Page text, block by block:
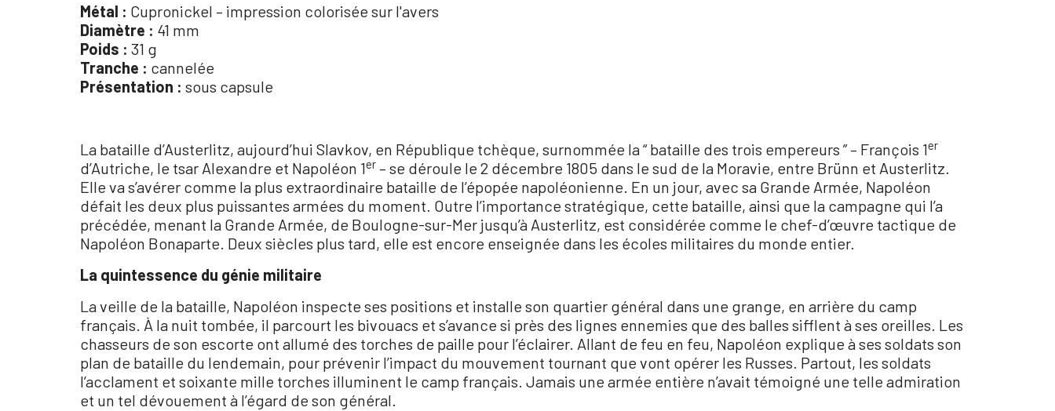
Métal : Cupronickel – impression colorisée sur l'avers
Diamètre : 41 mm
Poids : 31 g
Tranche : cannelée
Présentation : sous capsule
La bataille d’Austerlitz, aujourd’hui Slavkov, en République tchèque, surnommée la “ bataille des trois empereurs ” – François 1er
d’Autriche, le tsar Alexandre et Napoléon 1er – se déroule le 2 décembre 1805 dans le sud de la Moravie, entre Brünn et Austerlitz.
Elle va s’avérer comme la plus extraordinaire bataille de l’épopée napoléonienne. En un jour, avec sa Grande Armée, Napoléon
défait les deux plus puissantes armées du moment. Outre l’importance stratégique, cette bataille, ainsi que la campagne qui l’a
précédée, menant la Grande Armée, de Boulogne-sur-Mer jusqu’à Austerlitz, est considérée comme le chef-d’œuvre tactique de
Napoléon Bonaparte. Deux siècles plus tard, elle est encore enseignée dans les écoles militaires du monde entier.
La quintessence du génie militaire
La veille de la bataille, Napoléon inspecte ses positions et installe son quartier général dans une grange, en arrière du camp
français. À la nuit tombée, il parcourt les bivouacs et s’avance si près des lignes ennemies que des balles sifflent à ses oreilles. Les
chasseurs de son escorte ont allumé des torches de paille pour l’éclairer. Allant de feu en feu, Napoléon explique à ses soldats son
plan de bataille du lendemain, pour prévenir l’impact du mouvement tournant que vont opérer les Russes. Partout, les soldats
l’acclament et soixante mille torches illuminent le camp français. Jamais une armée entière n’avait témoigné une telle admiration
et un tel dévouement à l’égard de son général.